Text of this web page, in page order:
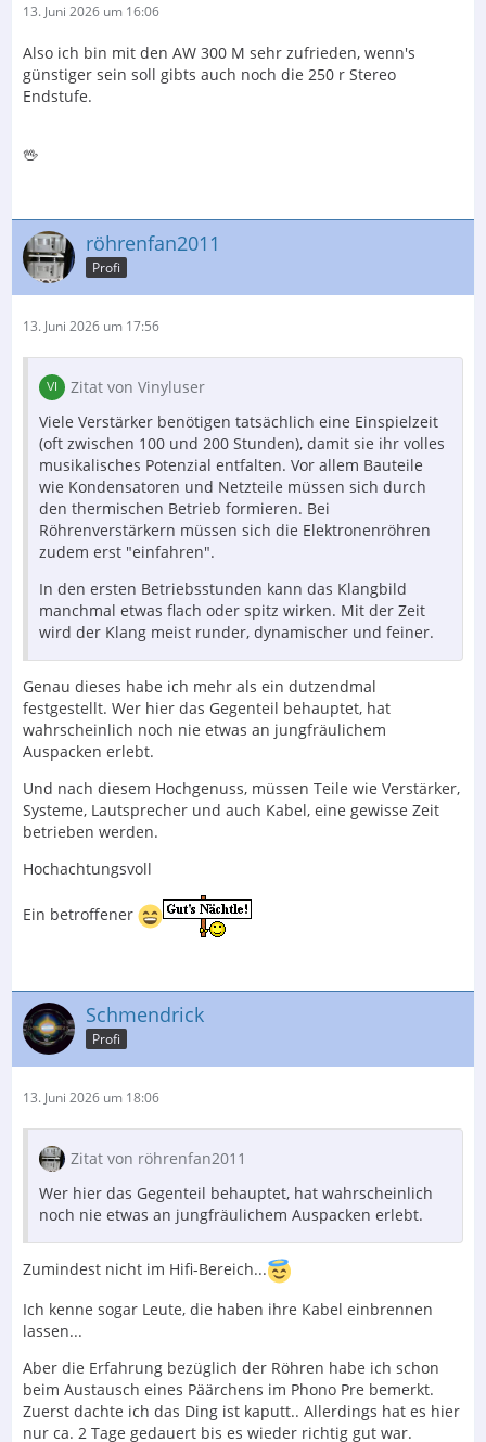
13. Juni 2026 um 16:06
Also ich bin mit den AW 300 M sehr zufrieden, wenn's
günstiger sein soll gibts auch noch die 250 r Stereo
Endstufe.
🖖
röhrenfan2011
Profi
13. Juni 2026 um 17:56
Zitat von Vinyluser
Viele Verstärker benötigen tatsächlich eine Einspielzeit
(oft zwischen 100 und 200 Stunden), damit sie ihr volles
musikalisches Potenzial entfalten. Vor allem Bauteile
wie Kondensatoren und Netzteile müssen sich durch
den thermischen Betrieb formieren. Bei
Röhrenverstärkern müssen sich die Elektronenröhren
zudem erst "einfahren".
In den ersten Betriebsstunden kann das Klangbild
manchmal etwas flach oder spitz wirken. Mit der Zeit
wird der Klang meist runder, dynamischer und feiner.
Genau dieses habe ich mehr als ein dutzendmal
festgestellt. Wer hier das Gegenteil behauptet, hat
wahrscheinlich noch nie etwas an jungfräulichem
Auspacken erlebt.
Und nach diesem Hochgenuss, müssen Teile wie Verstärker,
Systeme, Lautsprecher und auch Kabel, eine gewisse Zeit
betrieben werden.
Hochachtungsvoll
Ein betroffener
Schmendrick
Profi
13. Juni 2026 um 18:06
Zitat von röhrenfan2011
Wer hier das Gegenteil behauptet, hat wahrscheinlich
noch nie etwas an jungfräulichem Auspacken erlebt.
Zumindest nicht im Hifi-Bereich...
Ich kenne sogar Leute, die haben ihre Kabel einbrennen
lassen...
Aber die Erfahrung bezüglich der Röhren habe ich schon
beim Austausch eines Päärchens im Phono Pre bemerkt.
Zuerst dachte ich das Ding ist kaputt.. Allerdings hat es hier
nur ca. 2 Tage gedauert bis es wieder richtig gut war.